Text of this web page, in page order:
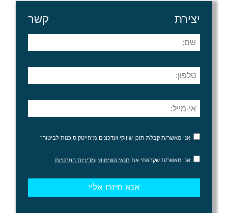
יצירת קשר
אני מאשר/ת קבלת תוכן שיווקי ועדכונים מ"הייטק סוכנות לביטוח"
אני מאשר/ת שקראתי את תנאי השימוש ומדיניות הפרטיות